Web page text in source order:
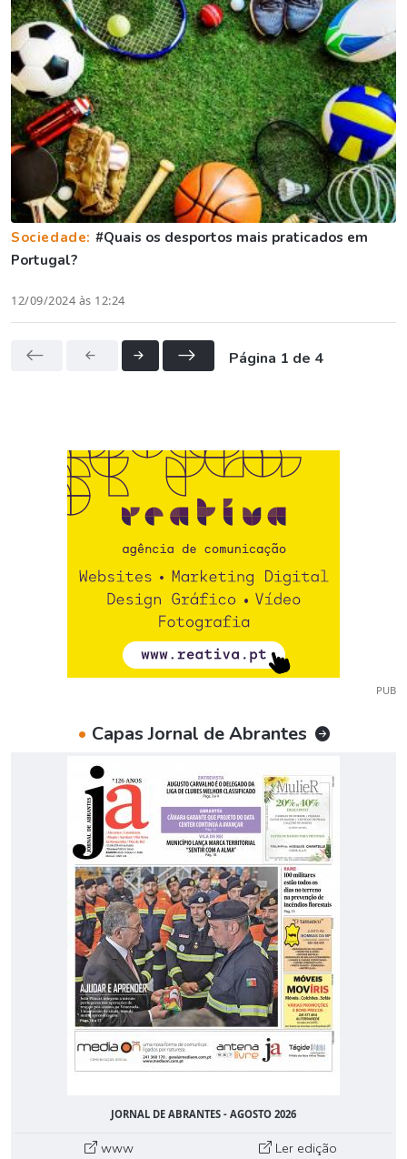
Sociedade: #Quais os desportos mais praticados em
Portugal?
12/09/2024 às 12:24
Página 1 de 4
PUB
• Capas Jornal de Abrantes
JORNAL DE ABRANTES - AGOSTO 2026
www Ler edição